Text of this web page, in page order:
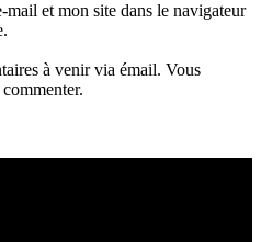
et mon site dans le navigateur
à venir via émail. Vous